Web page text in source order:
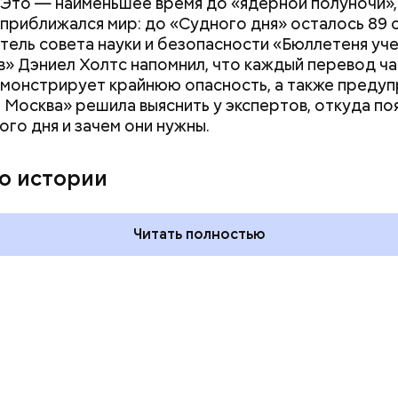
пьяного
праздники
и мире 5
и мире 4 августа
мир: до «Судного дня» осталось 89
совета науки и безопасности «Бюллетеня
Дэниел Холтс напомнил, что каждый перевод
крайнюю опасность, а также
решила выяснить у экспертов, откуда
дня и зачем они нужны.
истории
Читать полностью